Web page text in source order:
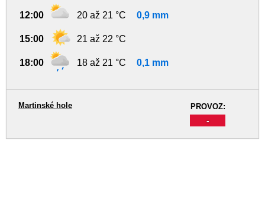
12:00 20 až 21 °C 0,9 mm
15:00 21 až 22 °C
18:00 18 až 21 °C 0,1 mm
PROVOZ:
-
Martinské hole